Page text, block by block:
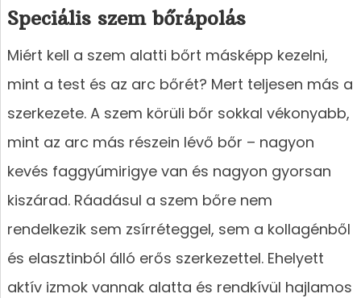
Speciális szem bőrápolás
Miért kell a szem alatti bőrt másképp kezelni,
mint a test és az arc bőrét? Mert teljesen más a
szerkezete. A szem körüli bőr sokkal vékonyabb,
mint az arc más részein lévő bőr – nagyon
kevés faggyúmirigye van és nagyon gyorsan
kiszárad. Ráadásul a szem bőre nem
rendelkezik sem zsírréteggel, sem a kollagénből
és elasztinból álló erős szerkezettel. Ehelyett
aktív izmok vannak alatta és rendkívül hajlamos